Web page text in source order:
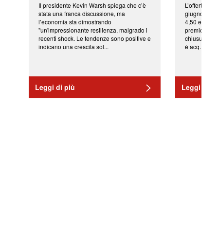
Il presidente Kevin Warsh spiega che c’è
stata una franca discussione, ma
l’economia sta dimostrando
"un'impressionante resilienza, malgrado i
recenti shock. Le tendenze sono positive e
indicano una crescita sol...
Leggi di più
L’offerta
giugno da
4,50 euro
premio di
chiusura
è acq...
Leggi di